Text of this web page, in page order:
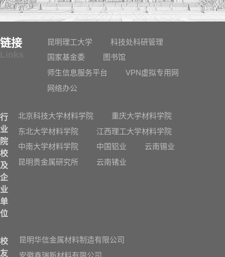
链接 昆明理工大学
科技处科研管理
国家基金委
图书馆
师生信息服务平台
VPN虚拟专用网
网络办公
行
业
院
校
及
企
业
单
位
北京科技大学材料学院
重庆大学材料学院
东北大学材料学院
江西理工大学材料学院
中南大学材料学院
中国铝业
云南锡业
昆明贵金属研究所
云南锗业
校
友
昆明华信金属材料制造有限公司
安徽鑫瑞新材料有限公司